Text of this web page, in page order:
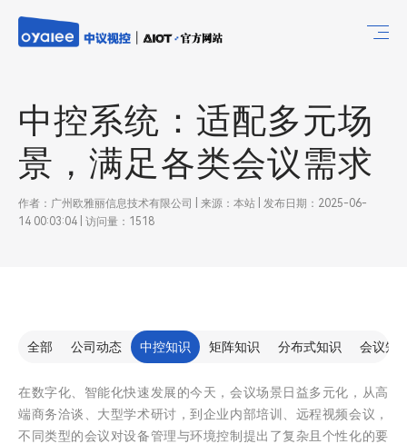
中控系统：适配多元场
景，满足各类会议需求
作者：广州欧雅丽信息技术有限公司 | 来源：本站 | 发布日期：2025-06-
14 00:03:04 | 访问量：1518
全部 公司动态 中控知识 矩阵知识 分布式知识 会议知
在数字化、智能化快速发展的今天，会议场景日益多元化，从高
端商务洽谈、大型学术研讨，到企业内部培训、远程视频会议，
不同类型的会议对设备管理与环境控制提出了复杂且个性化的要